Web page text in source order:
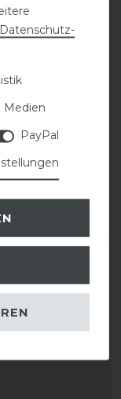
Classic
MERKEN
Daten­schutz­
Medien
PayPal